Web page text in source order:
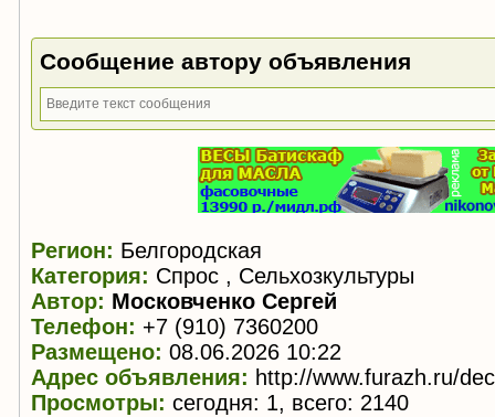
Сообщение автору объявления
Регион: Белгородская
Категория: Спрос , Сельхозкультуры
Автор: Московченко Сергей
Телефон: +7 (910) 7360200
Размещено: 08.06.2026 10:22
Адрес объявления: http://www.furazh.ru/
Просмотры: сегодня: 1, всего: 2140